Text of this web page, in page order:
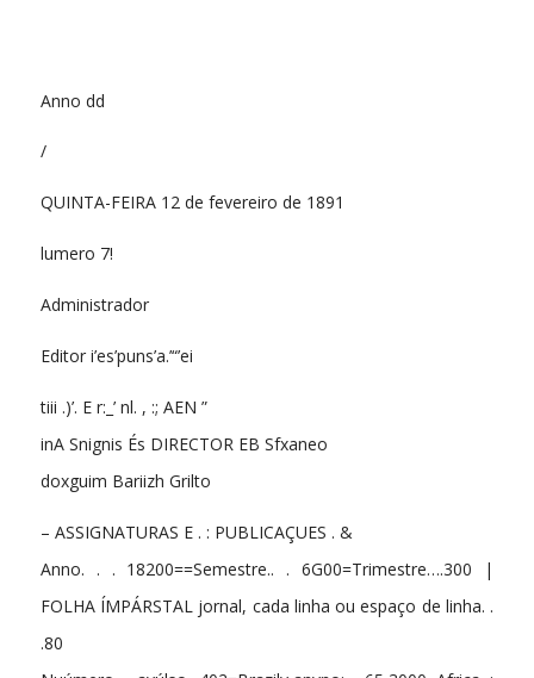
Anno dd
/
QUINTA-FEIRA 12 de fevereiro de 1891
lumero 7!
Administrador
Editor i’es’puns’a.’“’ei
tiii .)’. E r:_’ nl. , :; AEN ”
inA Snignis És DIRECTOR EB Sfxaneo
doxguim Bariizh Grilto
– ASSIGNATURAS E . : PUBLICAÇUES . &
Anno. . . 18200==Semestre.. . 6G00=Trimestre….300 |
FOLHA ÍMPÁRSTAL jornal, cada linha ou espaço de linha. .
.80